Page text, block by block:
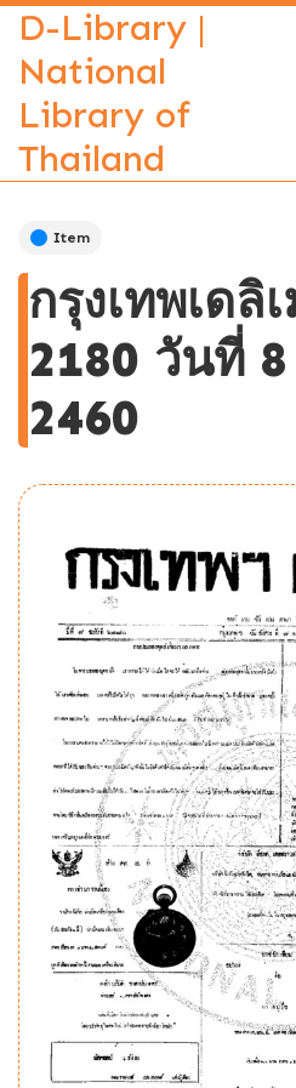
D-Library |
National
Library of
Thailand
Item
กรุงเทพเดลิ
2180 วันที่
2460